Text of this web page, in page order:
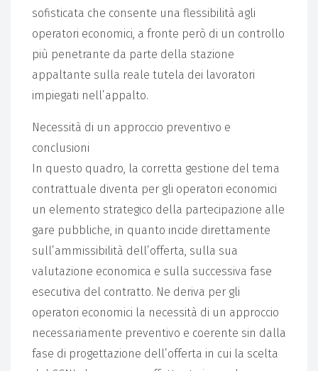
sofisticata che consente una flessibilità agli
operatori economici, a fronte però di un controllo
più penetrante da parte della stazione
appaltante sulla reale tutela dei lavoratori
impiegati nell’appalto.
Necessità di un approccio preventivo e
conclusioni
In questo quadro, la corretta gestione del tema
contrattuale diventa per gli operatori economici
un elemento strategico della partecipazione alle
gare pubbliche, in quanto incide direttamente
sull’ammissibilità dell’offerta, sulla sua
valutazione economica e sulla successiva fase
esecutiva del contratto. Ne deriva per gli
operatori economici la necessità di un approccio
necessariamente preventivo e coerente sin dalla
fase di progettazione dell’offerta in cui la scelta